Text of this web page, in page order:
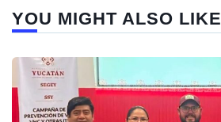
YOU MIGHT ALSO LIKE